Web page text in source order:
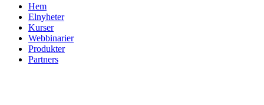
Hem
Elnyheter
Kurser
Webbinarier
Produkter
Partners